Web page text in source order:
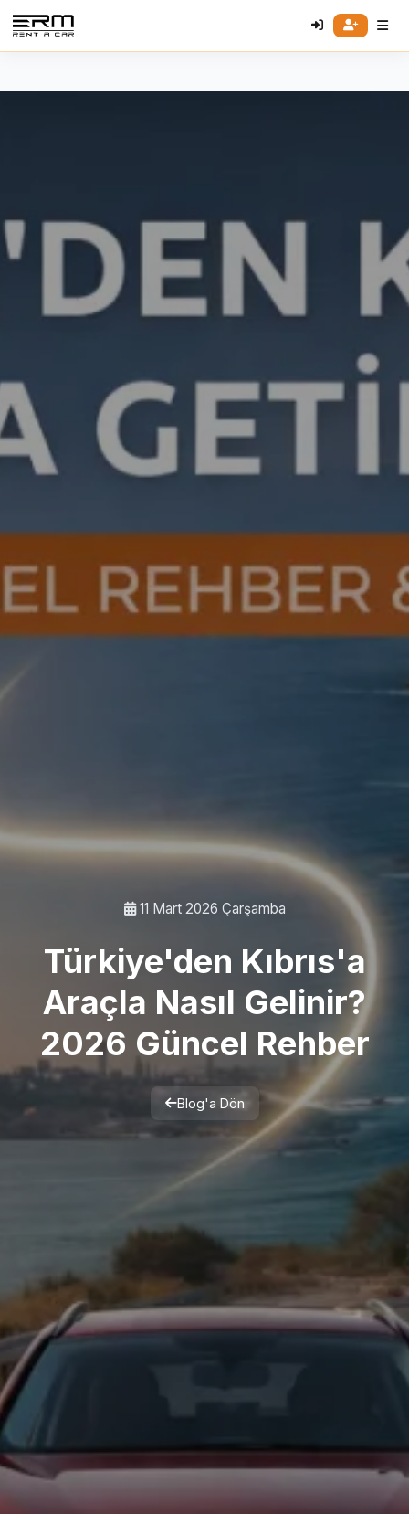
11 Mart 2026 Çarşamba
Türkiye'den Kıbrıs'a
Araçla Nasıl Gelinir?
2026 Güncel Rehber
Blog'a Dön